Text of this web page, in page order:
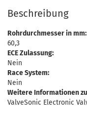
Beschreibung
Rohrdurchmesser in mm:
60,3
ECE Zulassung:
Nein
Race System:
Nein
Weitere Informationen
ValveSonic Electronic